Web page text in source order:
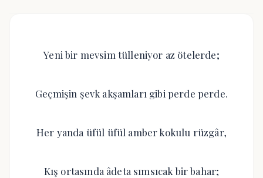
Yeni bir mevsim tülleniyor az ötelerde;
Geçmişin şevk akşamları gibi perde perde.
Her yanda üfül üfül amber kokulu rüzgâr,
Kış ortasında âdeta sımsıcak bir bahar;